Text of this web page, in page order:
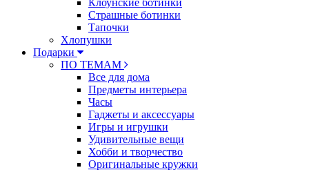
Клоунские ботинки
Страшные ботинки
Тапочки
Хлопушки
Подарки
ПО ТЕМАМ
Все для дома
Предметы интерьера
Часы
Гаджеты и аксессуары
Игры и игрушки
Удивительные вещи
Хобби и творчество
Оригинальные кружки